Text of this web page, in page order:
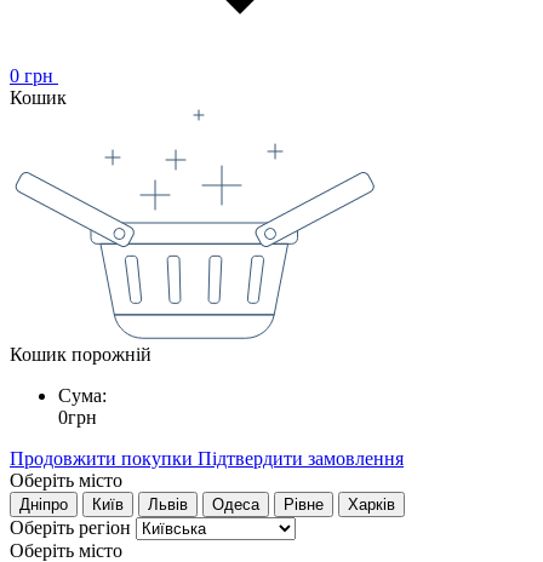
0 грн
Кошик
Кошик порожній
Сума:
0грн
Продовжити покупки Підтвердити замовлення
Оберіть місто
Дніпро Київ Львів Одеса Рівне Харків
Оберіть регіон
Оберіть місто